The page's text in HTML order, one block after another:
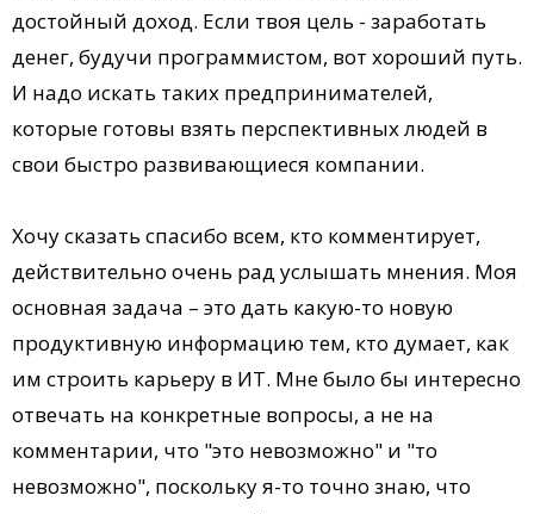
достойный доход. Если твоя цель - заработать
денег, будучи программистом, вот хороший путь.
И надо искать таких предпринимателей,
которые готовы взять перспективных людей в
свои быстро развивающиеся компании.
Хочу сказать спасибо всем, кто комментирует,
действительно очень рад услышать мнения. Моя
основная задача – это дать какую-то новую
продуктивную информацию тем, кто думает, как
им строить карьеру в ИТ. Мне было бы интересно
отвечать на конкретные вопросы, а не на
комментарии, что "это невозможно" и "то
невозможно", поскольку я-то точно знаю, что